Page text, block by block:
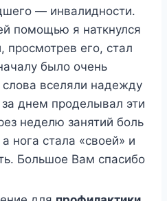
— инвалидности.
помощью я наткнулся
просмотрев его, стал
было очень
вселяли надежду
днем проделывал эти
неделю занятий боль
нога стала «своей» и
Большое Вам спасибо